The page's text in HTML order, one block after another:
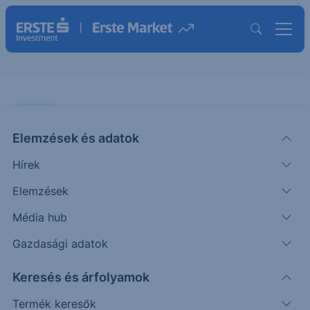
Elemzések és adatok
Hírek
Elemzések
Média hub
Gazdasági adatok
Keresés és árfolyamok
Termék keresők
ellenére is esik
A múlt héten is tovább folytatta sajátrészvény...